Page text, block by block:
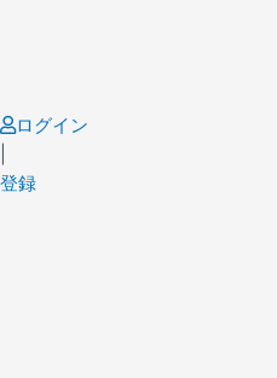
ログイン
登録